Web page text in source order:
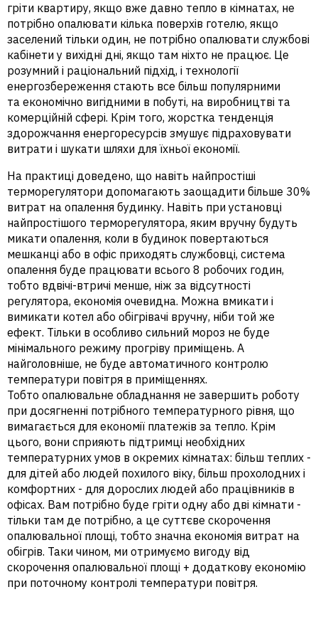
гріти квартиру, якщо вже давно тепло в кімнатах, не
потрібно опалювати кілька поверхів готелю, якщо
заселений тільки один, не потрібно опалювати службові
кабінети у вихідні дні, якщо там ніхто не працює. Це
розумний і раціональний підхід, і технології
енергозбереження стають все більш популярними
та економічно вигідними в побуті, на виробництві та
комерційній сфері. Крім того, жорстка тенденція
здорожчання енергоресурсів змушує підраховувати
витрати і шукати шляхи для їхньої економії.
На практиці доведено, що навіть найпростіші
терморегулятори допомагають заощадити більше 30%
витрат на опалення будинку. Навіть при установці
найпростішого терморегулятора, яким вручну будуть
микати опалення, коли в будинок повертаються
мешканці або в офіс приходять службовці, система
опалення буде працювати всього 8 робочих годин,
тобто вдвічі-втричі менше, ніж за відсутності
регулятора, економія очевидна. Можна вмикати і
вимикати котел або обігрівачі вручну, ніби той же
ефект. Тільки в особливо сильний мороз не буде
мінімального режиму прогріву приміщень. А
найголовніше, не буде автоматичного контролю
температури повітря в приміщеннях.
Тобто опалювальне обладнання не завершить роботу
при досягненні потрібного температурного рівня, що
вимагається для економії платежів за тепло. Крім
цього, вони сприяють підтримці необхідних
температурних умов в окремих кімнатах: більш теплих -
для дітей або людей похилого віку, більш прохолодних і
комфортних - для дорослих людей або працівників в
офісах. Вам потрібно буде гріти одну або дві кімнати -
тільки там де потрібно, а це суттєве скорочення
опалювальної площі, тобто значна економія витрат на
обігрів. Таки чином, ми отримуємо вигоду від
скорочення опалювальної площі + додаткову економію
при поточному контролі температури повітря.